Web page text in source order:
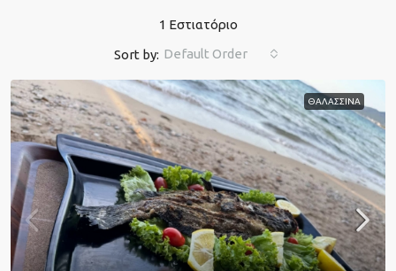
1 Εστιατόριο
Sort by: Default Order
ΘΑΛΑΣΣΙΝΑ